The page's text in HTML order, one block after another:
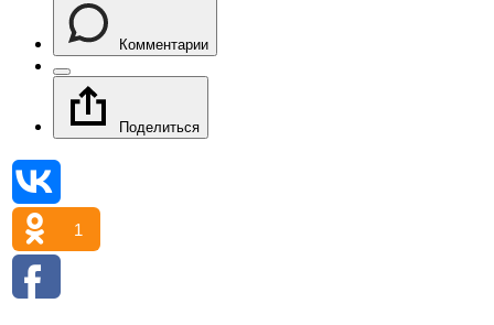
Комментарии
Поделиться
1